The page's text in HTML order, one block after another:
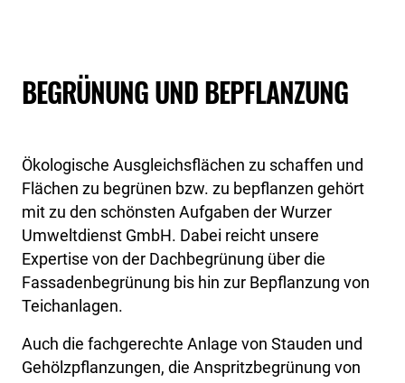
BEGRÜNUNG UND BEPFLANZUNG
Ökologische Ausgleichsflächen zu schaffen und
Flächen zu begrünen bzw. zu bepflanzen gehört
mit zu den schönsten Aufgaben der Wurzer
Umweltdienst GmbH. Dabei reicht unsere
Expertise von der Dachbegrünung über die
Fassadenbegrünung bis hin zur Bepflanzung von
Teichanlagen.
Auch die fachgerechte Anlage von Stauden und
Gehölzpflanzungen, die Anspritzbegrünung von